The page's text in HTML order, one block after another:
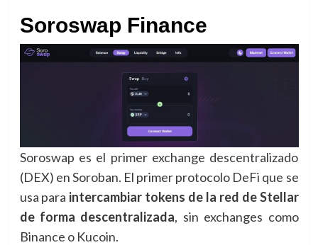
Soroswap Finance
Soroswap es el primer exchange descentralizado
(DEX) en Soroban. El primer protocolo DeFi que se
usa para intercambiar tokens de la red de Stellar
de forma descentralizada, sin exchanges como
Binance o Kucoin.